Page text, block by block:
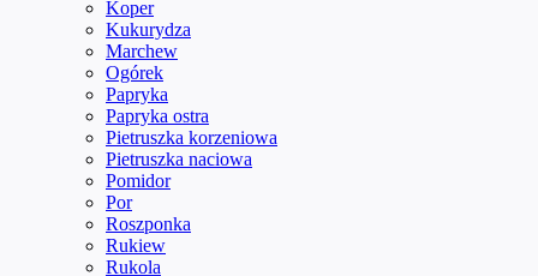
Koper
Kukurydza
Marchew
Ogórek
Papryka
Papryka ostra
Pietruszka korzeniowa
Pietruszka naciowa
Pomidor
Por
Roszponka
Rukiew
Rukola